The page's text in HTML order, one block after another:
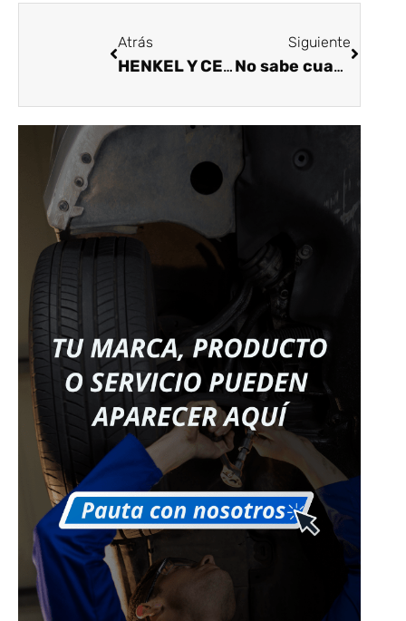
Atrás
HENKEL Y CESVI SE UNEN PARA FORTALECER EL SECTOR DE REPARACIÓN DE VEHÍCULOS
Siguiente
No sabe cuando debe llevar su vehículo al mecánico? Aquí le contamos los aspectos a tener en cuenta